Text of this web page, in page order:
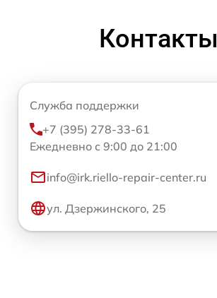
Контакты
Служба поддержки
+7 (395) 278-33-61
Ежедневно с 9:00 до 21:00
info@irk.riello-repair-center.ru
ул. Дзержинского, 25